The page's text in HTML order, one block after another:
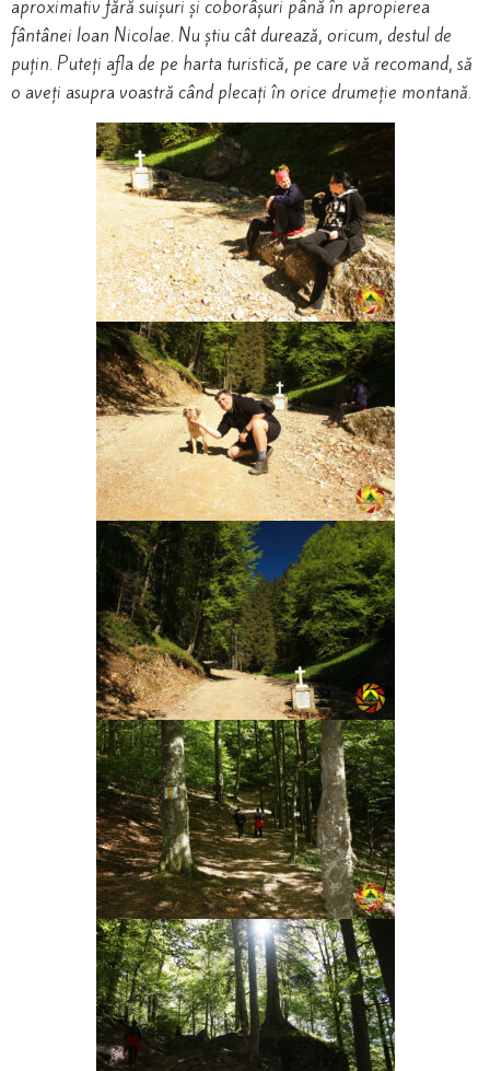
aproximativ fără suișuri și coborâșuri până în apropierea
fântânei Ioan Nicolae. Nu știu cât durează, oricum, destul de
puțin. Puteți afla de pe harta turistică, pe care vă recomand, să
o aveți asupra voastră când plecați în orice drumeție montană.